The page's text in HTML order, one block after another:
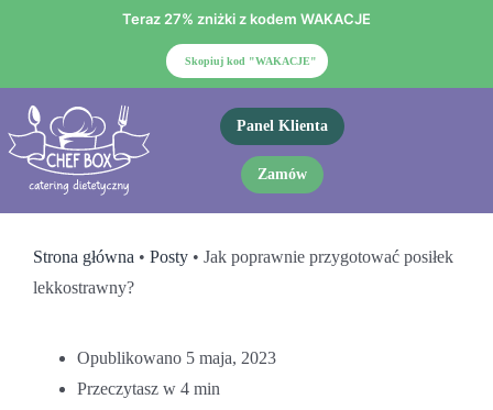
Teraz 27% zniżki z kodem WAKACJE
Skopiuj kod "WAKACJE"
Panel Klienta
Zamów
Strona główna • Posty• Jak poprawnie przygotować posiłek
lekkostrawny?
Opublikowano 5 maja, 2023
Przeczytasz w 4 min